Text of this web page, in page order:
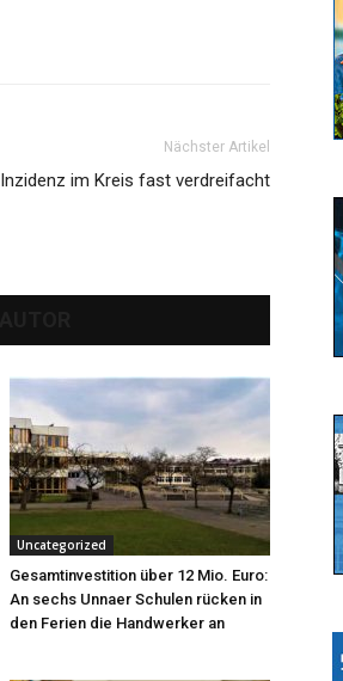
Nächster Artikel
Inzidenz im Kreis fast verdreifacht
Uncategorized
Gesamtinvestition über 12 Mio. Euro:
An sechs Unnaer Schulen rücken in
den Ferien die Handwerker an